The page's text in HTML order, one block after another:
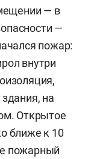
— в
—
пожар:
внутри
на
Открытое
ближе к 10
пожарный